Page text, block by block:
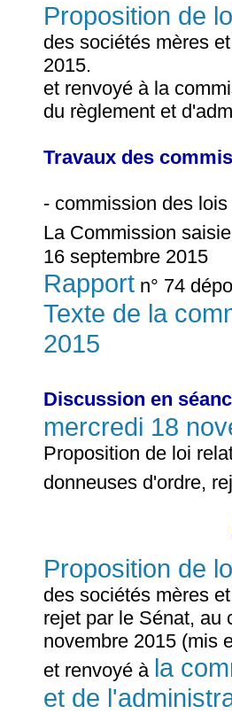
Proposition de
des sociétés mères
2015.
et renvoyé à la
du règlement et
Travaux des
- commission des lois
La Commission
16 septembre 2015
Rapport n° 74
Texte de la
2015
Discussion en
mercredi 18
Proposition de loi
donneuses d'ordre,
Proposition de
des sociétés mères
rejet par le Sénat, au
novembre 2015 (mis
et renvoyé à la
et de